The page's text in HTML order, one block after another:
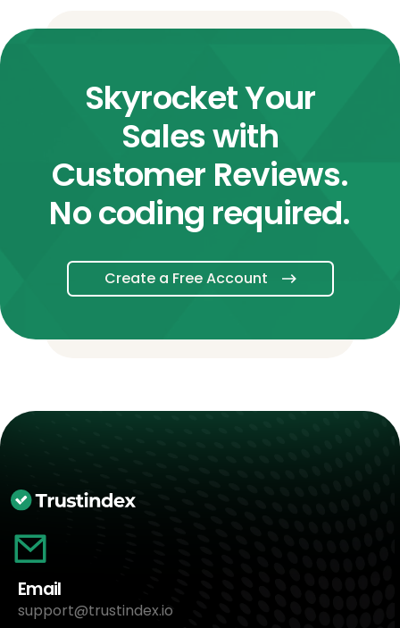
Skyrocket Your
Sales with
Customer Reviews.
No coding required.
Create a Free Account
Email
support@trustindex.io